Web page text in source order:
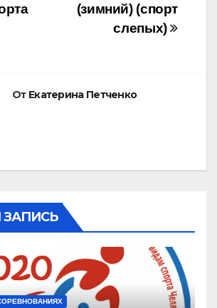
(зимний) (спорт
слепых)
От Екатерина Петченко